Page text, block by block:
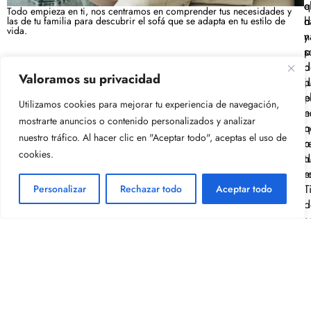
Valoramos su privacidad
Utilizamos cookies para mejorar tu experiencia de navegación,
mostrarte anuncios o contenido personalizados y analizar
nuestro tráfico. Al hacer clic en "Aceptar todo", aceptas el uso de
cookies.
Personalizar Rechazar todo Aceptar todo
Todo empieza en ti, nos centramos en comprender tus necesidades y
las de tu familia para descubrir el sofá que se adapta en tu estilo de
vida.
y